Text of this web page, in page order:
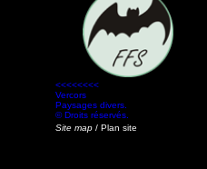
<<<<<<<<
Vercors
Paysages divers.
© Droits réservés.
Site map / Plan site